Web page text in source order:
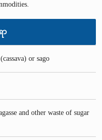
ာ
or sago
and other waste of sugar